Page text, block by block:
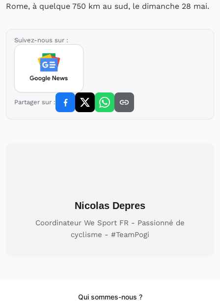
Rome, à quelque 750 km au sud, le dimanche 28 mai.
Suivez-nous sur :
Partager sur :
Nicolas Depres
Coordinateur We Sport FR - Passionné de
cyclisme - #TeamPogi
Qui sommes-nous ?